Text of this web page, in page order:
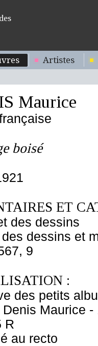
Artistes
Maurice
boisé
ET
des dessins
des dessins et
9
:
des petits
Maurice -
R
au recto